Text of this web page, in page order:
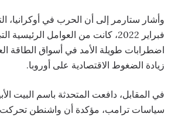
وأشار ستارمر إلى أن الحرب في أوكرانيا،
فبراير 2022، كانت من العوامل
اضطرابات طويلة الأمد في أسواق الطاقة
زيادة الضغوط الاقتصادية على أوروبا.
في المقابل، دافعت المتحدثة باسم البيت
سياسات ترامب، مؤكدة أن واشنطن تحركت